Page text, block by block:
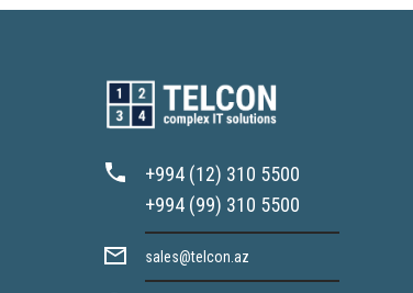
+994 (12) 310 5500
+994 (99) 310 5500
sales@telcon.az